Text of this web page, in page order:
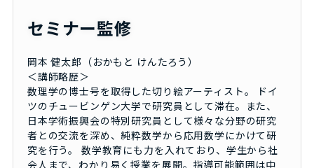
セミナー監修
岡本 健太郎（おかもと けんたろう）
＜講師略歴＞
数理学の博士号を取得した切り絵アーティスト。 ドイ
ツのチュービンゲン大学で研究員として滞在。また、
日本学術振興会の特別研究員として様々な分野の研究
者との交流を深め、純粋数学から応用数学にかけて研
究を行う。 数学教育にも力を入れており、学生から社
会人まで、わかり易く授業を展開。指導可能範囲は中